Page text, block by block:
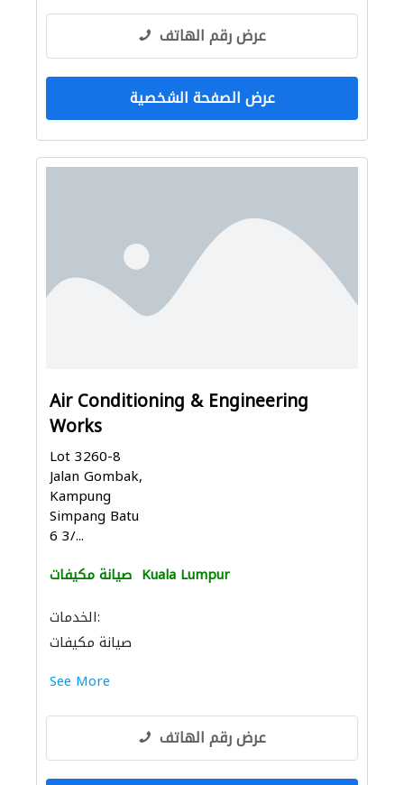
عرض رقم الهاتف
عرض الصفحة الشخصية
Air Conditioning & Engineering
Works
Lot 3260-8
Jalan Gombak,
Kampung
Simpang Batu
6 3/...
صيانة مكيفات Kuala Lumpur
الخدمات:
صيانة مكيفات
See More
عرض رقم الهاتف